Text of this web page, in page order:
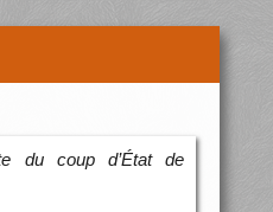
du coup d’État de